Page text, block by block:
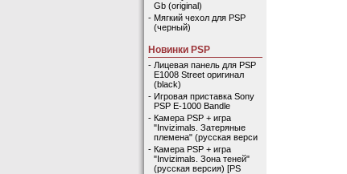
Gb (original)
- Мягкий чехол для PSP
(черный)
Новинки PSP
- Лицевая панель для PSP
E1008 Street оригинал
(black)
- Игровая приставка Sony
PSP E-1000 Bandle
- Камера PSP + игра
"Invizimals. Затеряные
племена" (русская верси
- Камера PSP + игра
"Invizimals. Зона теней"
(русская версия) [PS